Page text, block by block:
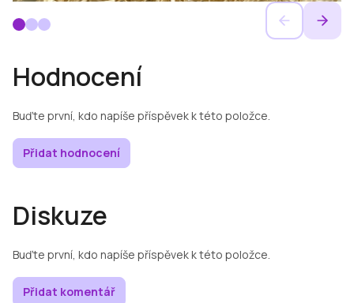
Hodnocení
Buďte první, kdo napíše příspěvek k této položce.
Přidat hodnocení
Diskuze
Buďte první, kdo napíše příspěvek k této položce.
Přidat komentář